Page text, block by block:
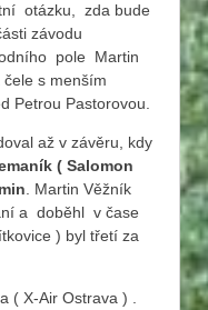
otázku, zda bude
závodu
pole Martin
s menším
Petrou Pastorovou.
až v závěru, kdy
( Salomon
. Martin Věžník
a doběhl v čase
) byl třetí za
X-Air Ostrava ) .